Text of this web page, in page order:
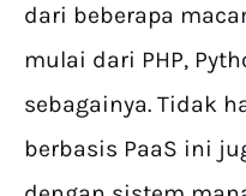
dari beberapa
mulai dari PHP,
sebagainya. Tidak
berbasis PaaS ini